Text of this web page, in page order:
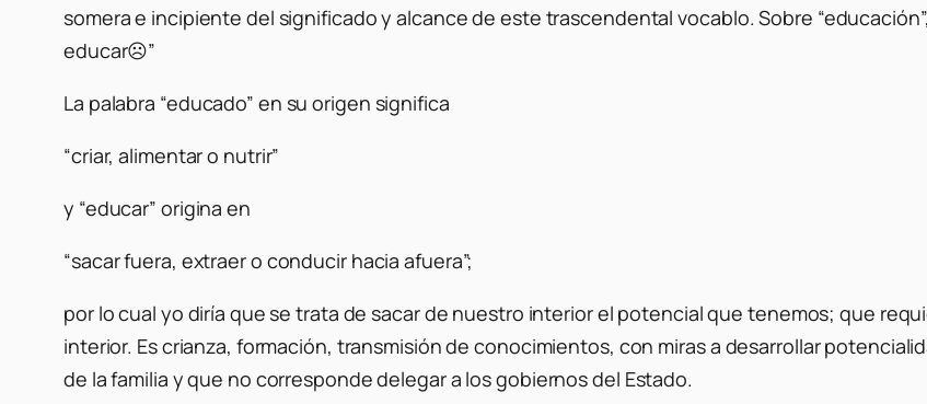
somera e incipiente del significado y alcance de este trascendental vocablo. Sobre
educar☹”
La palabra “educado” en su origen significa
“criar, alimentar o nutrir”
y “educar” origina en
“sacar fuera, extraer o conducir hacia afuera”;
por lo cual yo diría que se trata de sacar de nuestro interior el potencial que tenemos; que
interior. Es crianza, formación, transmisión de conocimientos, con miras a desarrollar
de la familia y que no corresponde delegar a los gobiernos del Estado.